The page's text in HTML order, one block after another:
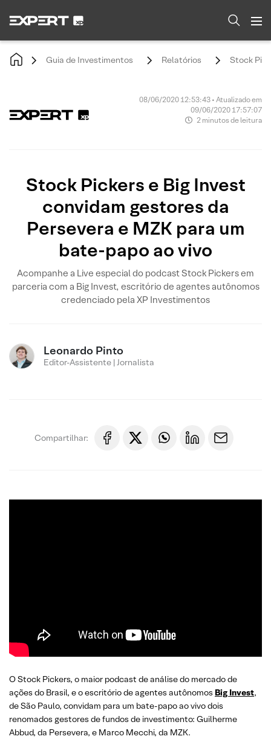
Guia de Investimentos Relatórios Stock
08/06/2020 12:53:43 • Atualizado em
09/06/2020 17:57:07
2 minutos de leitura
Stock Pickers e Big Invest
convidam gestores da
Persevera e MZK para um
bate-papo ao vivo
Acompanhe a Live especial do podcast Stock Pickers em
parceria com a Big Invest, escritório de agentes autônomos
credenciado pela XP Investimentos
Leonardo Pinto
Editor-Assistente | Jornalista
Compartilhar:
O Stock Pickers, o maior podcast de análise do mercado de
ações do Brasil, e o escritório de agentes autônomos Big Invest,
de São Paulo, convidam para um bate-papo ao vivo dois
renomados gestores de fundos de investimento: Guilherme
Abbud, da Persevera, e Marco Mecchi, da MZK.